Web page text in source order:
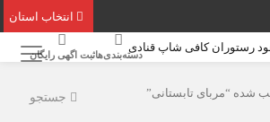
انتخاب استان
دسته‌بندی‌هاثبت اگهی رایگان
جستجو “مربای تابستانی”